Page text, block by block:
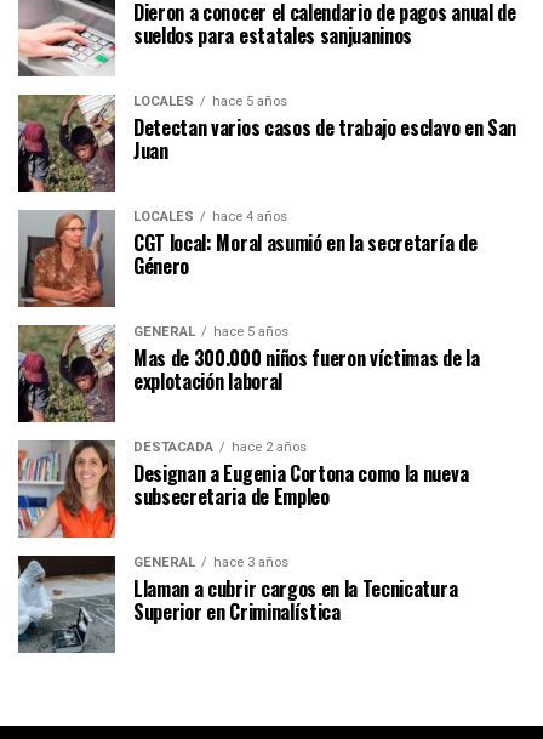
Dieron a conocer el calendario de pagos anual de
sueldos para estatales sanjuaninos
LOCALES hace 5 años
Detectan varios casos de trabajo esclavo en San
Juan
LOCALES hace 4 años
CGT local: Moral asumió en la secretaría de
Género
GENERAL hace 5 años
Mas de 300.000 niños fueron víctimas de la
explotación laboral
DESTACADA hace 2 años
Designan a Eugenia Cortona como la nueva
subsecretaria de Empleo
GENERAL hace 3 años
Llaman a cubrir cargos en la Tecnicatura
Superior en Criminalística